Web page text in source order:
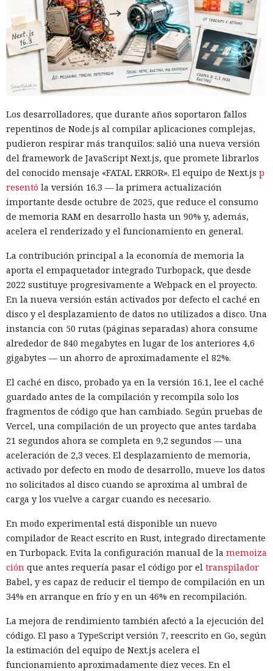
Los desarrolladores, que durante años soportaron fallos
repentinos de Node.js al compilar aplicaciones complejas,
pudieron respirar más tranquilos: salió una nueva versión
del framework de JavaScript Next.js, que promete librarlos
del conocido mensaje «FATAL ERROR». El equipo de Next.js p
resentó la versión 16.3 — la primera actualización
importante desde octubre de 2025, que reduce el consumo
de memoria RAM en desarrollo hasta un 90% y, además,
acelera el renderizado y el funcionamiento en general.
La contribución principal a la economía de memoria la
aporta el empaquetador integrado Turbopack, que desde
2022 sustituye progresivamente a Webpack en el proyecto.
En la nueva versión están activados por defecto el caché en
disco y el desplazamiento de datos no utilizados a disco. Una
instancia con 50 rutas (páginas separadas) ahora consume
alrededor de 840 megabytes en lugar de los anteriores 4,6
gigabytes — un ahorro de aproximadamente el 82%.
El caché en disco, probado ya en la versión 16.1, lee el caché
guardado antes de la compilación y recompila solo los
fragmentos de código que han cambiado. Según pruebas de
Vercel, una compilación de un proyecto que antes tardaba
21 segundos ahora se completa en 9,2 segundos — una
aceleración de 2,3 veces. El desplazamiento de memoria,
activado por defecto en modo de desarrollo, mueve los datos
no solicitados al disco cuando se aproxima al umbral de
carga y los vuelve a cargar cuando es necesario.
En modo experimental está disponible un nuevo
compilador de React escrito en Rust, integrado directamente
en Turbopack. Evita la configuración manual de la memoiza
ción que antes requería pasar el código por el transpilador
Babel, y es capaz de reducir el tiempo de compilación en un
34% en arranque en frío y en un 46% en recompilación.
La mejora de rendimiento también afectó a la ejecución del
código. El paso a TypeScript versión 7, reescrito en Go, según
la estimación del equipo de Next.js acelera el
funcionamiento aproximadamente diez veces. En el